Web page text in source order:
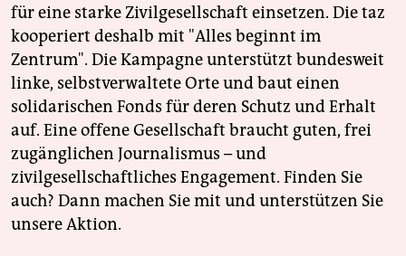
für eine starke Zivilgesellschaft einsetzen. Die taz
kooperiert deshalb mit "Alles beginnt im
Zentrum". Die Kampagne unterstützt bundesweit
linke, selbstverwaltete Orte und baut einen
solidarischen Fonds für deren Schutz und Erhalt
auf. Eine offene Gesellschaft braucht guten, frei
zugänglichen Journalismus – und
zivilgesellschaftliches Engagement. Finden Sie
auch? Dann machen Sie mit und unterstützen Sie
unsere Aktion.